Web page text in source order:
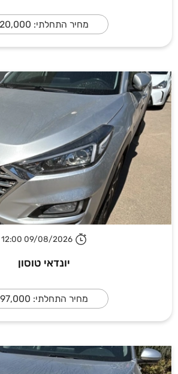
מחיר התחלתי: 20,000
09/08/2026 12:00
יונדאי טוסון
מחיר התחלתי: 97,000